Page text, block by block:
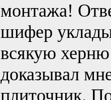
монтажа!
шифер
всякую
доказывал
плиточник.